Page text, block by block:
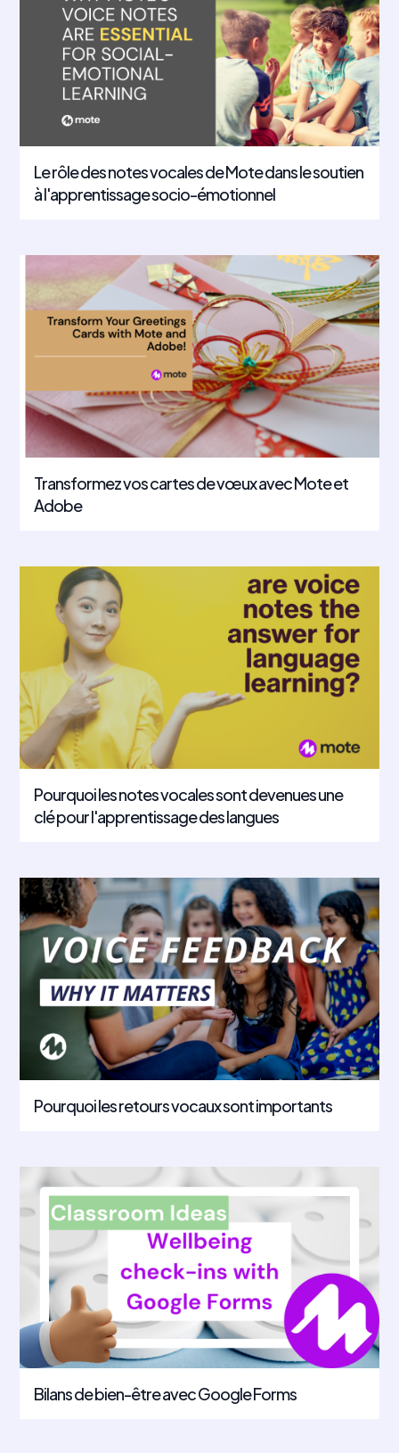
Le rôle des notes vocales de Mote dans le soutien
à l'apprentissage socio-émotionnel
Transformez vos cartes de vœux avec Mote et
Adobe
Pourquoi les notes vocales sont devenues une
clé pour l'apprentissage des langues
Pourquoi les retours vocaux sont importants
Bilans de bien-être avec Google Forms